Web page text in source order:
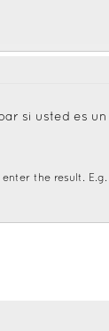
si usted es
the result. E.g.